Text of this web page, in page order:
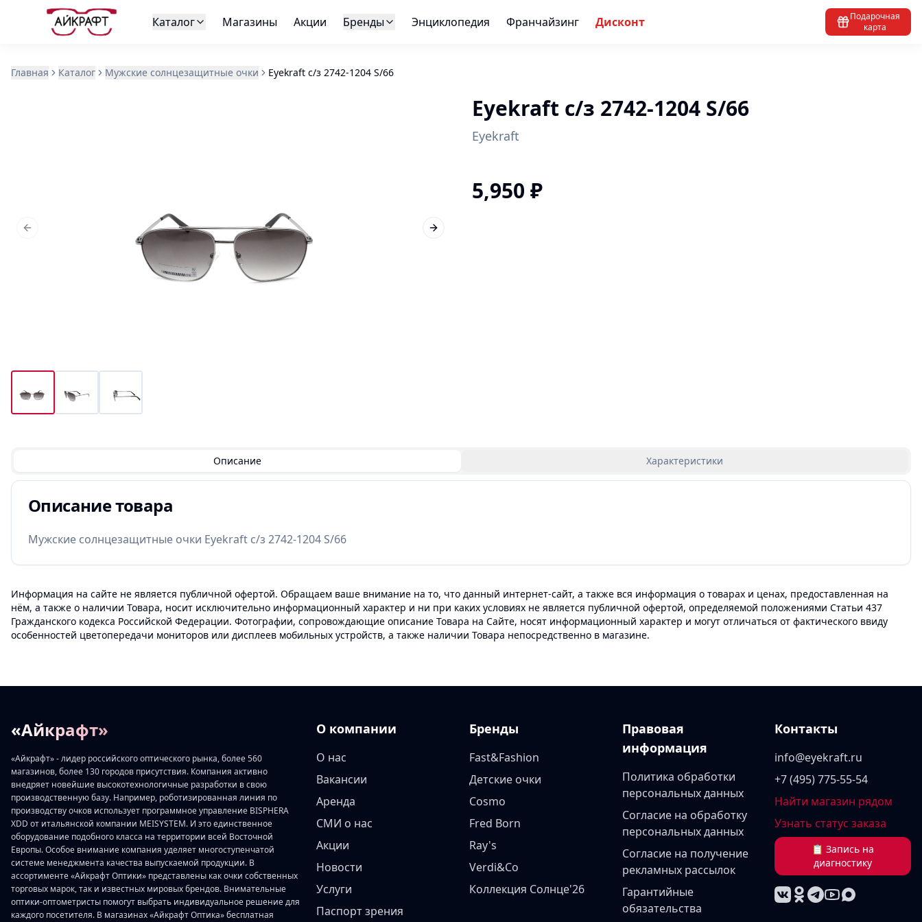
Каталог Магазины Акции Бренды Энциклопедия Франчайзинг Дисконт
Подарочная
карта
Главная Каталог Мужские солнцезащитные очки Eyekraft с/з 2742-1204 S/66
Previous slide Next slide
Eyekraft с/з 2742-1204 S/66
Eyekraft
5,950 ₽
Описание Характеристики
Описание товара
Мужские солнцезащитные очки Eyekraft с/з 2742-1204 S/66
Информация на сайте не является публичной офертой. Обращаем ваше внимание на то, что данный интернет-сайт, а также вся информация о товарах и ценах, предоставленная на
нём, а также о наличии Товара, носит исключительно информационный характер и ни при каких условиях не является публичной офертой, определяемой положениями Статьи 437
Гражданского кодекса Российской Федерации. Фотографии, сопровождающие описание Товара на Сайте, носят информационный характер и могут отличаться от фактического ввиду
особенностей цветопередачи мониторов или дисплеев мобильных устройств, а также наличии Товара непосредственно в магазине.
«Айкрафт»
«Айкрафт» - лидер российского оптического рынка, более 560
магазинов, более 130 городов присутствия. Компания активно
внедряет новейшие высокотехнологичные разработки в свою
производственную базу. Например, роботизированная линия по
производству очков использует программное управление BISPHERA
XDD от итальянской компании MEISYSTEM. И это единственное
оборудование подобного класса на территории всей Восточной
Европы. Особое внимание компания уделяет многоступенчатой
системе менеджмента качества выпускаемой продукции. В
ассортименте «Айкрафт Оптики» представлены как очки собственных
торговых марок, так и известных мировых брендов. Внимательные
оптики-оптометристы помогут выбрать индивидуальное решение для
каждого посетителя. В магазинах «Айкрафт Оптика» бесплатная
О компании
О нас
Вакансии
Аренда
СМИ о нас
Акции
Новости
Услуги
Паспорт зрения
Бренды
Fast&Fashion
Детские очки
Cosmo
Fred Born
Ray's
Verdi&Co
Коллекция Солнце'26
Правовая
информация
Политика обработки
персональных данных
Согласие на обработку
персональных данных
Согласие на получение
рекламных рассылок
Гарантийные
обязательства
Контакты
info@eyekraft.ru
+7 (495) 775-55-54
Найти магазин рядом
Узнать статус заказа
📋 Запись на
диагностику